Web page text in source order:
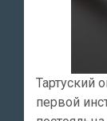
Тартуский
первой